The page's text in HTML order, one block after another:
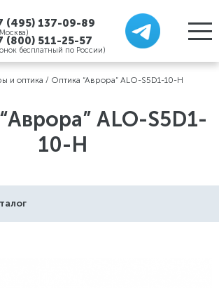
(495) 137-09-89
(800) 511-25-57
бесплатный по России)
и оптика / Оптика “Аврора” ALO-S5D1-10-H
ALO-S5D1-
10-H